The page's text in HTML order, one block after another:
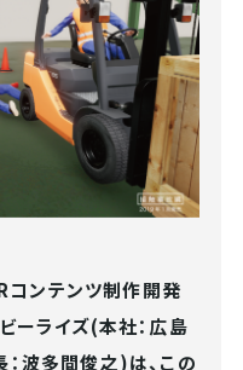
コンテンツ制作開発
ーライズ(本社：広島
波多間俊之)は、この